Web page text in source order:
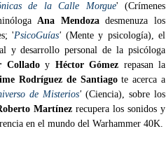
de la Calle Morgue' (Crímenes
Ana Mendozadesmenuza los
'PsicoGuías' (Mente y psicología), el
y desarrollo personal de la psicóloga
Colladoy Héctor Gómez repasan la
Rodríguez de Santiagote acerca a
de Misterios' (Ciencia), sobre los
Martínezrecupera los sonidos y
en el mundo del Warhammer 40K.